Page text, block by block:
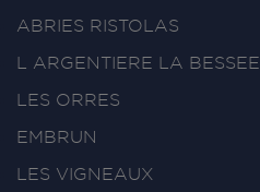
ABRIES RISTOLAS
L ARGENTIERE LA BESSEE
LES ORRES
EMBRUN
LES VIGNEAUX